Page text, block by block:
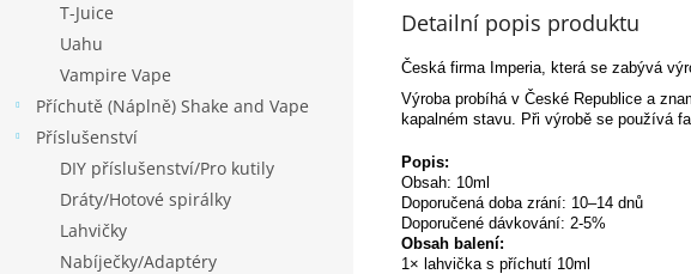
T-Juice
Uahu
Vampire Vape
Příchutě (Náplně) Shake and Vape
Příslušenství
DIY příslušenství/Pro kutily
Dráty/Hotové spirálky
Lahvičky
Nabíječky/Adaptéry
Detailní popis produktu
Česká firma Imperia, která se zabývá
Výroba probíhá v České Republice a
kapalném stavu. Při výrobě se používá
Popis:
Obsah: 10ml
Doporučená doba zrání: 10–14 dnů
Doporučené dávkování: 2-5%
Obsah balení:
1× lahvička s příchutí 10ml